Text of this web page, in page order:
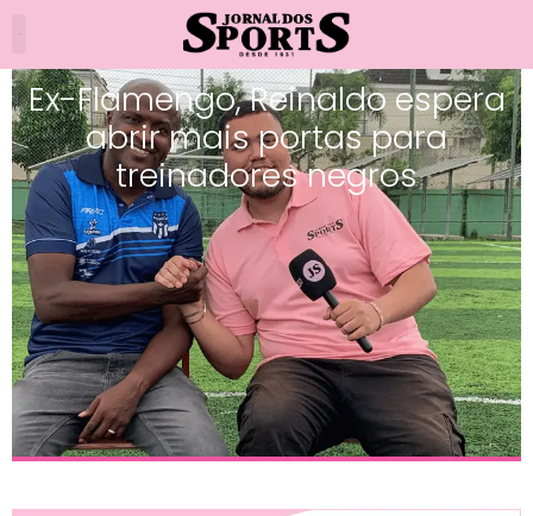
Ex-Flamengo, Reinaldo espera
abrir mais portas para
treinadores negros